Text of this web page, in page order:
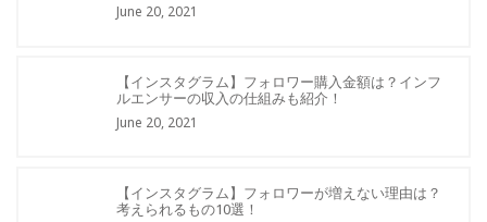
June 20, 2021
【インスタグラム】フォロワー購入金額は？インフ
ルエンサーの収入の仕組みも紹介！
June 20, 2021
【インスタグラム】フォロワーが増えない理由は？
考えられるもの10選！